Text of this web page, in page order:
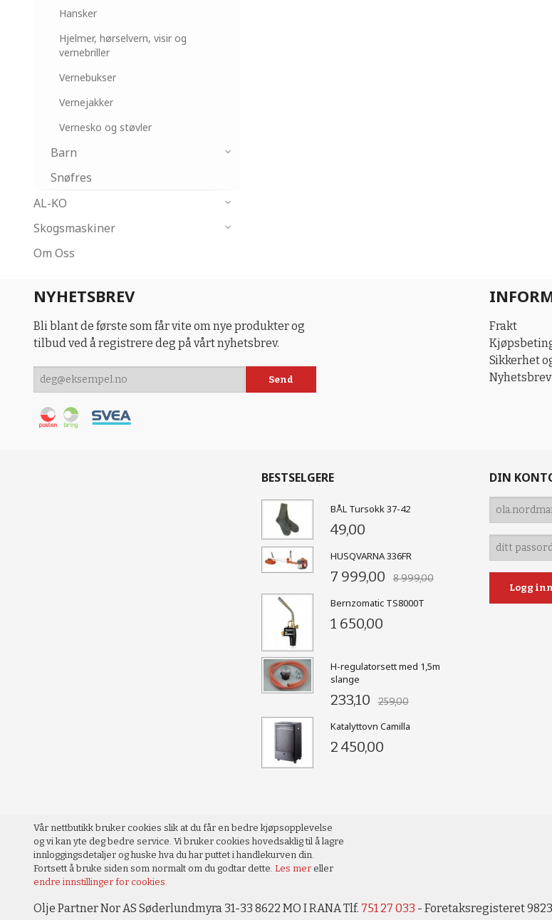
Hansker
Hjelmer, hørselvern, visir og
vernebriller
Vernebukser
Vernejakker
Vernesko og støvler
Barn
Snøfres
AL-KO
Skogsmaskiner
Om Oss
NYHETSBREV
Bli blant de første som får vite om nye produkter og
tilbud ved å registrere deg på vårt nyhetsbrev.
Frakt
Sikkerhet
Nyhetsbrev
BESTSELGERE
BÅL Tursokk 37-42
49,00
HUSQVARNA 336FR
7 999,00 8 999,00
Bernzomatic TS8000T
1 650,00
H-regulatorsett med 1,5m
slange
233,10 259,00
Katalyttovn Camilla
2 450,00
DIN
Vår nettbutikk bruker cookies slik at du får en bedre kjøpsopplevelse
og vi kan yte deg bedre service. Vi bruker cookies hovedsaklig til å lagre
innloggingsdetaljer og huske hva du har puttet i handlekurven din.
Fortsett å bruke siden som normalt om du godtar dette. Les mer eller
endre innstillinger for cookies.
Olje Partner Nor AS Søderlundmyra 31-33 8622 MO I RANA Tlf. 751 27 033 - Foretaksregisteret